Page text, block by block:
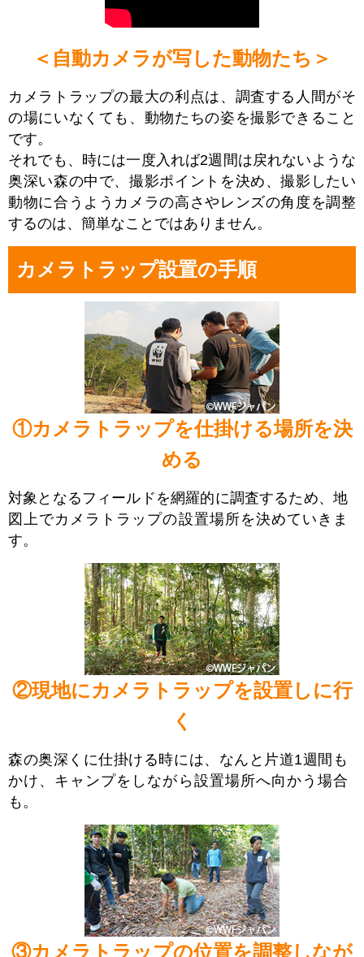
＜自動カメラが写した動物たち＞
カメラトラップの最大の利点は、調査する人間がそ
の場にいなくても、動物たちの姿を撮影できること
です。
それでも、時には一度入れば2週間は戻れないような
奥深い森の中で、撮影ポイントを決め、撮影したい
動物に合うようカメラの高さやレンズの角度を調整
するのは、簡単なことではありません。
カメラトラップ設置の手順
①カメラトラップを仕掛ける場所を決
める
対象となるフィールドを網羅的に調査するため、地
図上でカメラトラップの設置場所を決めていきま
す。
②現地にカメラトラップを設置しに行
く
森の奥深くに仕掛ける時には、なんと片道1週間も
かけ、キャンプをしながら設置場所へ向かう場合
も。
③カメラトラップの位置を調整しなが